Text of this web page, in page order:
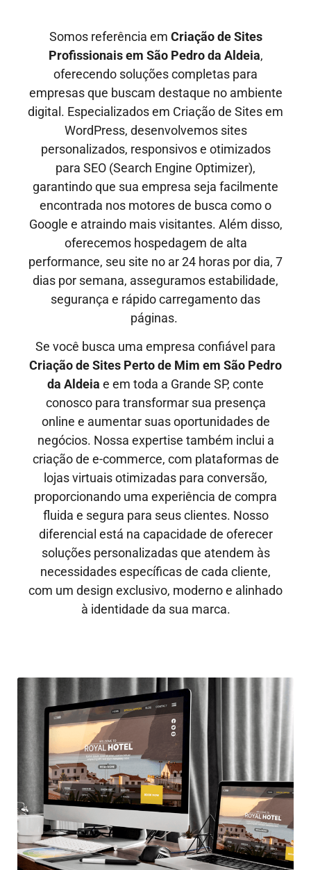
Somos referência em Criação de Sites
Profissionais em São Pedro da Aldeia,
oferecendo soluções completas para
empresas que buscam destaque no ambiente
digital. Especializados em Criação de Sites em
WordPress, desenvolvemos sites
personalizados, responsivos e otimizados
para SEO (Search Engine Optimizer),
garantindo que sua empresa seja facilmente
encontrada nos motores de busca como o
Google e atraindo mais visitantes. Além disso,
oferecemos hospedagem de alta
performance, seu site no ar24 horas por dia, 7
dias por semana, asseguramos estabilidade,
segurança e rápido carregamento das
páginas.
Se você busca uma empresa confiável para
Criação de Sites Perto de Mim em São Pedro
da Aldeia e em toda a Grande SP, conte
conosco para transformar sua presença
online e aumentar suas oportunidades de
negócios. Nossa expertise também inclui a
criação de e-commerce, com plataformas de
lojas virtuais otimizadas para conversão,
proporcionando uma experiência de compra
fluida e segura para seus clientes. Nosso
diferencial está na capacidade de oferecer
soluções personalizadas que atendem às
necessidades específicas de cada cliente,
com um design exclusivo, moderno e alinhado
à identidade da sua marca.